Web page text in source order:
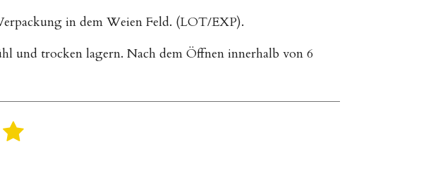
in dem Weien Feld. (LOT/EXP).
und trocken lagern. Nach dem Öffnen innerhalb von 6
5